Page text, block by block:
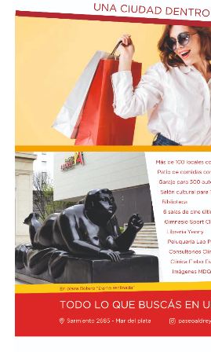
de Red Bull, aparecen en la
compartida y completan el podio
cada uno. El cuarto puesto tiene
Pierre Gasly, compañero de
Lawson, de Racing Bulls; y George
todos con 7,6.
Por detrás, el debutante Arvid
está igualado con el vigente
McLaren, en el séptimo lugar, los
7,5. A su vez, Charles Leclerc, de
noveno puesto en soledad, con
Finalmente, Colapinto y Hadjar
décimo con 7,0 cada uno.
La propia página web oficial de la
puntuación de cada piloto con un